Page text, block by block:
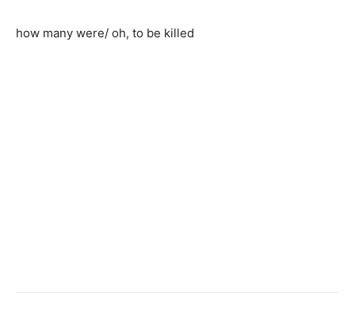
how many were/ oh, to be killed